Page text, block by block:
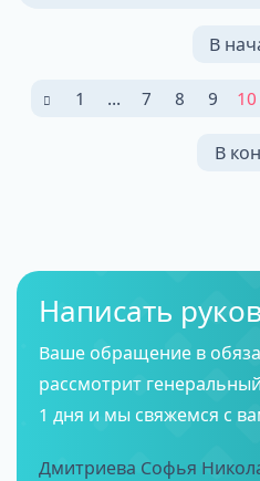
В
1 ... 7 8 9 10
В
Написать
Ваше обращение в
рассмотрит
1 дня и мы свяжемся с
Дмитриева Софья